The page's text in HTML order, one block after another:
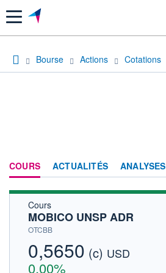
Menu
Bourse Actions Cotations
COURS ACTUALITÉS ANALYSES
Cours
MOBICO UNSP ADR
OTCBB
0,5650 (c) USD
0,00%